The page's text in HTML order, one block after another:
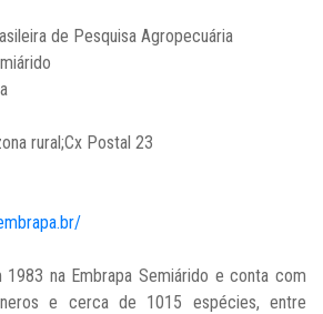
de Pesquisa Agropecuária
rural;Cx Postal 23
na Embrapa Semiárido e conta com
e cerca de 1015 espécies, entre